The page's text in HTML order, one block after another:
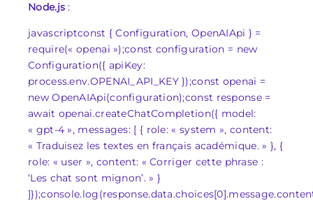
Node.js :
javascriptconst { Configuration, OpenAIApi } =
require(« openai »);const configuration = new
Configuration({ apiKey:
process.env.OPENAI_API_KEY });const openai =
new OpenAIApi(configuration);const response =
await openai.createChatCompletion({ model:
« gpt-4 », messages: [ { role: « system », content:
« Traduisez les textes en français académique. » }, {
role: « user », content: « Corriger cette phrase :
‘Les chat sont mignon’. » }